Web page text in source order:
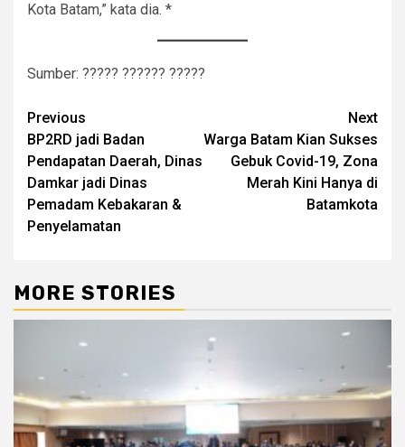
Kota Batam,” kata dia. *
Sumber: ????? ?????? ?????
Continue
Reading
Previous
BP2RD jadi Badan
Pendapatan Daerah, Dinas
Damkar jadi Dinas
Pemadam Kebakaran &
Penyelamatan
Next
Warga Batam Kian Sukses
Gebuk Covid-19, Zona
Merah Kini Hanya di
Batamkota
MORE STORIES